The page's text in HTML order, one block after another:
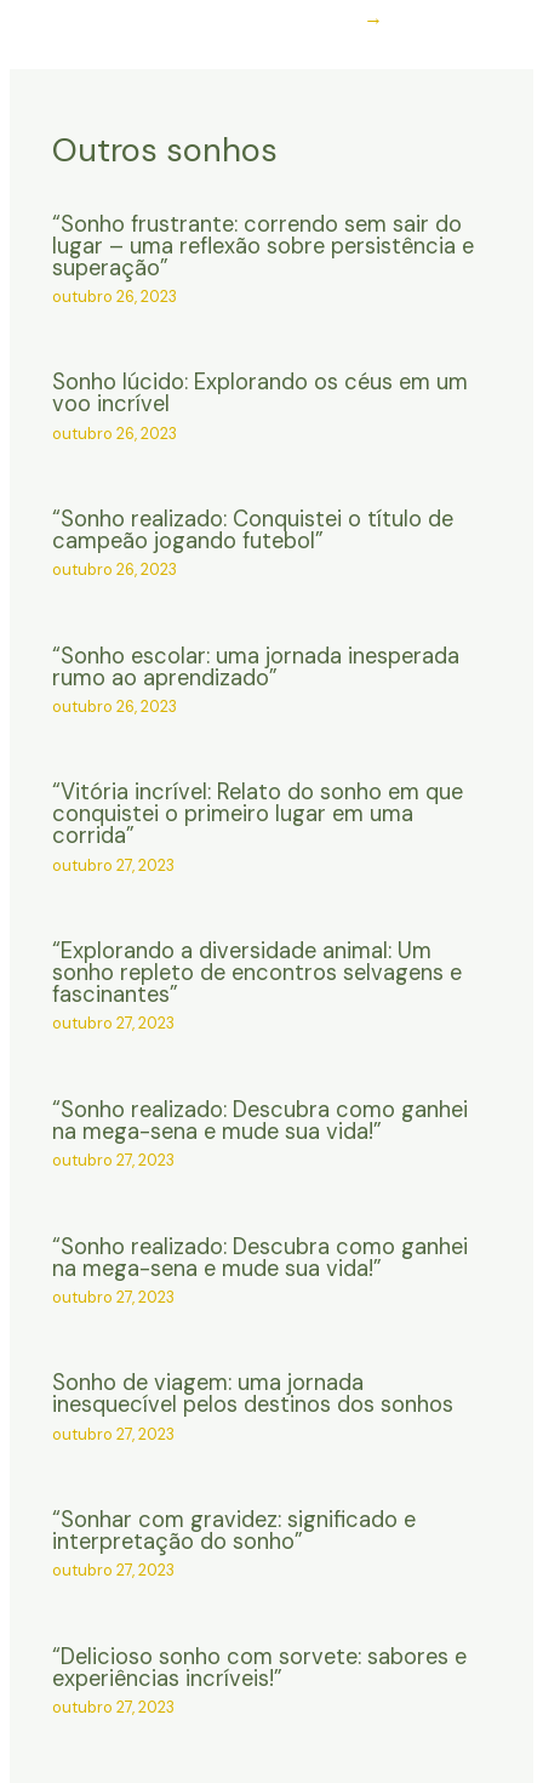
→
Outros sonhos
“Sonho frustrante: correndo sem sair do
lugar – uma reflexão sobre persistência e
superação”
outubro 26, 2023
Sonho lúcido: Explorando os céus em um
voo incrível
outubro 26, 2023
“Sonho realizado: Conquistei o título de
campeão jogando futebol”
outubro 26, 2023
“Sonho escolar: uma jornada inesperada
rumo ao aprendizado”
outubro 26, 2023
“Vitória incrível: Relato do sonho em que
conquistei o primeiro lugar em uma
corrida”
outubro 27, 2023
“Explorando a diversidade animal: Um
sonho repleto de encontros selvagens e
fascinantes”
outubro 27, 2023
“Sonho realizado: Descubra como ganhei
na mega-sena e mude sua vida!”
outubro 27, 2023
“Sonho realizado: Descubra como ganhei
na mega-sena e mude sua vida!”
outubro 27, 2023
Sonho de viagem: uma jornada
inesquecível pelos destinos dos sonhos
outubro 27, 2023
“Sonhar com gravidez: significado e
interpretação do sonho”
outubro 27, 2023
“Delicioso sonho com sorvete: sabores e
experiências incríveis!”
outubro 27, 2023